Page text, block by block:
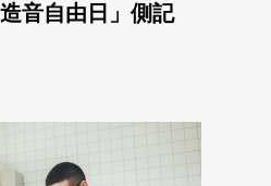
音自由日」側記